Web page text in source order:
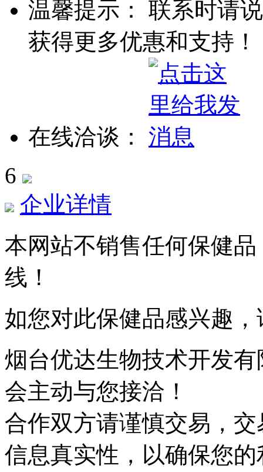
温馨提示： 联系时请
获得更多优惠和支持！
在线洽谈：
6
企业详情
本网站不销售任何保健
线！
如您对此保健品感兴趣
烟台优达生物技术开发有
会主动与您接洽！
合作双方请谨慎交易，
信息真实性，以确保您